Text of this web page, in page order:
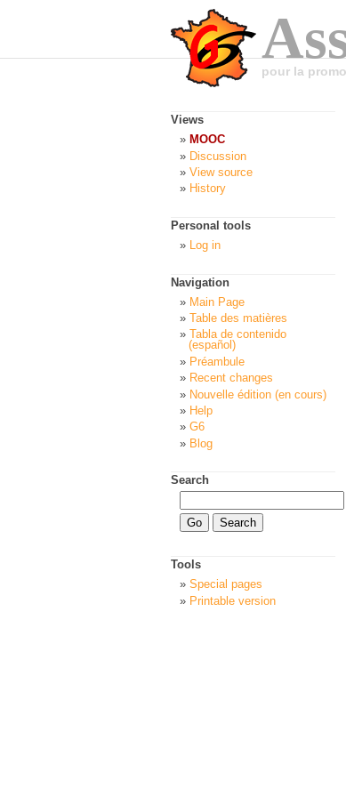
pour la
Views
MOOC
Discussion
View source
History
Personal tools
Log in
Navigation
Main Page
Table des matières
Tabla de contenido
(español)
Préambule
Recent changes
Nouvelle édition (en cours)
Help
G6
Blog
Search
Tools
Special pages
Printable version